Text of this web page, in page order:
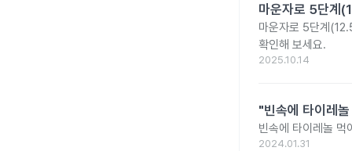
마운자로 5단계
마운자로 5단계
확인해 보세요.
2025.10.14
"빈속에 타이레
빈속에 타이레놀 먹
2024.01.31